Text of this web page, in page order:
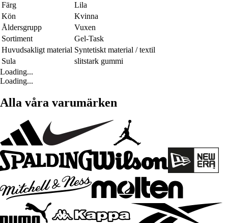
Färg
Lila
Kön
Kvinna
Åldersgrupp
Vuxen
Sortiment
Gel-Task
Huvudsakligt material Syntetiskt material / textil
Sula
slitstark gummi
Loading...
Loading...
Alla våra varumärken